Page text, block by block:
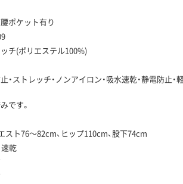
ポケット有り
チ(ポリエステル100%)
・ストレッチ・ノンアイロン・吸水速乾・静電防止・
です。
スト76～82cm、ヒップ110cm、股下74cm
速乾